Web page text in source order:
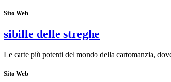
Sito Web
sibille delle streghe
Le carte più potenti del mondo della cartomanzia,
Sito Web